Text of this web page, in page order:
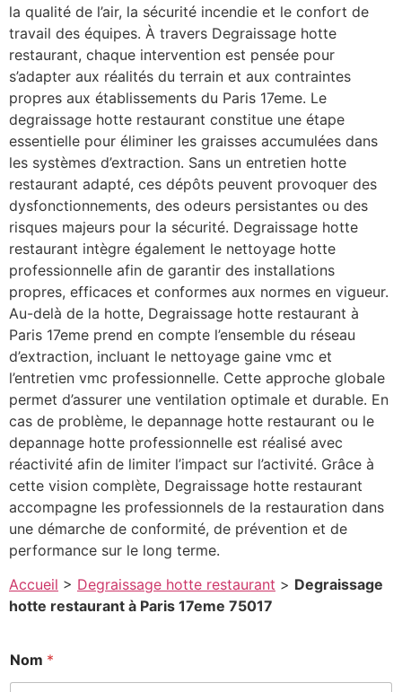
la qualité de l’air, la sécurité incendie et le confort de
travail des équipes. À travers Degraissage hotte
restaurant, chaque intervention est pensée pour
s’adapter aux réalités du terrain et aux contraintes
propres aux établissements du Paris 17eme. Le
degraissage hotte restaurant constitue une étape
essentielle pour éliminer les graisses accumulées dans
les systèmes d’extraction. Sans un entretien hotte
restaurant adapté, ces dépôts peuvent provoquer des
dysfonctionnements, des odeurs persistantes ou des
risques majeurs pour la sécurité. Degraissage hotte
restaurant intègre également le nettoyage hotte
professionnelle afin de garantir des installations
propres, efficaces et conformes aux normes en vigueur.
Au-delà de la hotte, Degraissage hotte restaurant à
Paris 17eme prend en compte l’ensemble du réseau
d’extraction, incluant le nettoyage gaine vmc et
l’entretien vmc professionnelle. Cette approche globale
permet d’assurer une ventilation optimale et durable. En
cas de problème, le depannage hotte restaurant ou le
depannage hotte professionnelle est réalisé avec
réactivité afin de limiter l’impact sur l’activité. Grâce à
cette vision complète, Degraissage hotte restaurant
accompagne les professionnels de la restauration dans
une démarche de conformité, de prévention et de
performance sur le long terme.
Accueil > Degraissage hotte restaurant > Degraissage
hotte restaurant à Paris 17eme 75017
Nom *